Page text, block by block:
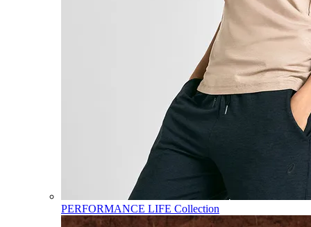
PERFORMANCE LIFE Collection